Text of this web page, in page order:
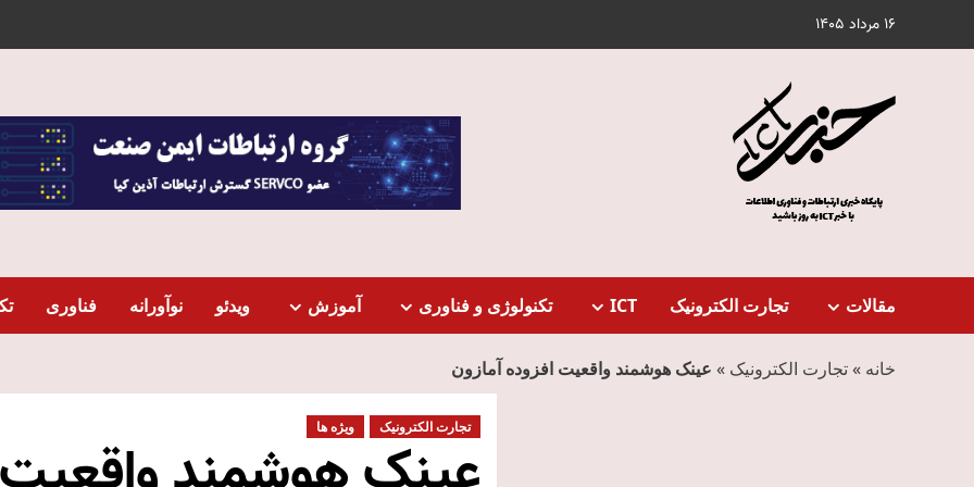
16 مرداد 1405
مقالات تجارت الکترونیک ICT تکنولوژی و فناوری آموزش ویدئو نوآورانه فناوری
خانه »تجارت الکترونیک » عینک‌ هوشمند واقعیت افزوده آمازون
تجارت الکترونیک ویژه ها